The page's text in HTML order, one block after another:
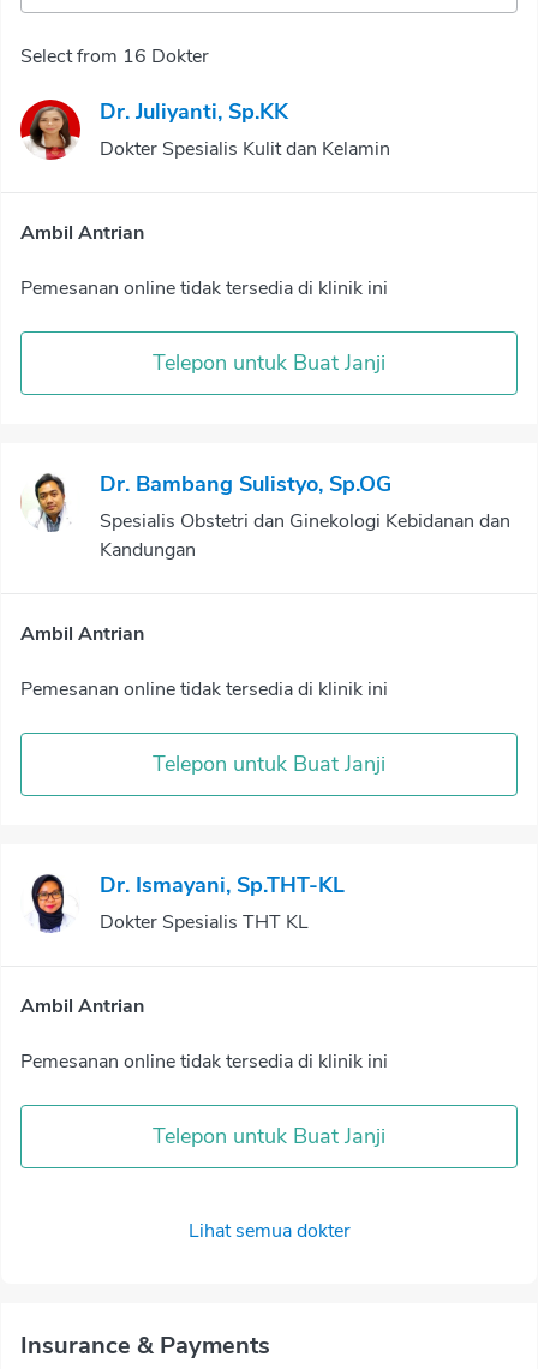
Select from 16 Dokter
Dr. Juliyanti, Sp.KK
Dokter Spesialis Kulit dan Kelamin
Ambil Antrian
Pemesanan online tidak tersedia di klinik ini
Telepon untuk Buat Janji
Dr. Bambang Sulistyo, Sp.OG
Spesialis Obstetri dan Ginekologi Kebidanan dan
Kandungan
Ambil Antrian
Pemesanan online tidak tersedia di klinik ini
Telepon untuk Buat Janji
Dr. Ismayani, Sp.THT-KL
Dokter Spesialis THT KL
Ambil Antrian
Pemesanan online tidak tersedia di klinik ini
Telepon untuk Buat Janji
Lihat semua dokter
Insurance & Payments